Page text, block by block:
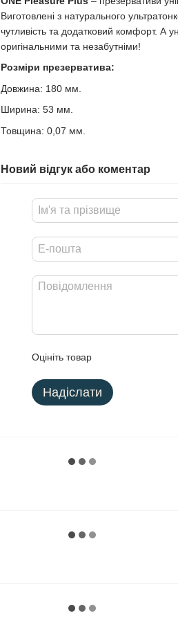
Виготовлені з натурального
чутливість та додатковий комфорт.
оригінальними та незабутніми!
Розміри презерватива:
Довжина: 180 мм.
Ширина: 53 мм.
Товщина: 0,07 мм.
Новий відгук або коментар
Оцініть товар
Надіслати